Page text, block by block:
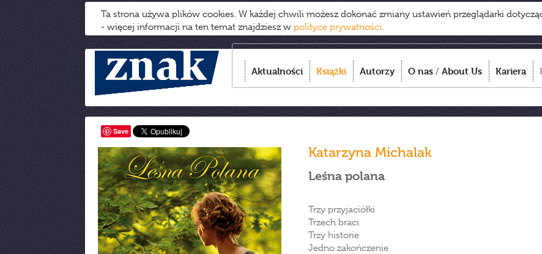
Ta strona używa plików cookies. W każdej chwili możesz dokonać zmiany ustawień przeglądarki
- więcej informacji na ten temat znajdziesz w polityce prywatności.
Aktualności Książki Autorzy O nas / About Us Kariera
Save
Katarzyna Michalak
Leśna polana
Trzy przyjaciółki
Trzech braci
Trzy historie
Jedno zakończenie